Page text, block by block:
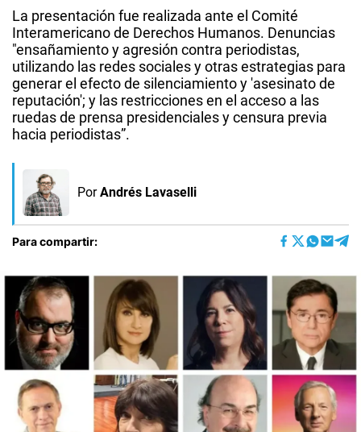
La presentación fue realizada ante el Comité
Interamericano de Derechos Humanos. Denuncias
"ensañamiento y agresión contra periodistas,
utilizando las redes sociales y otras estrategias para
generar el efecto de silenciamiento y 'asesinato de
reputación'; y las restricciones en el acceso a las
ruedas de prensa presidenciales y censura previa
hacia periodistas”.
Por Andrés Lavaselli
Para compartir: